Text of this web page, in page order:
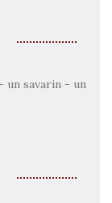
un savarin - un